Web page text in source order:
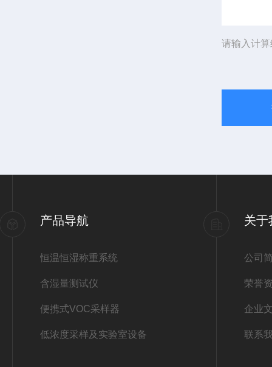
请输入计
产品导航
恒温恒湿称重系统
含湿量测试仪
便携式VOC采样器
低浓度采样及实验室设备
关于
公司
荣誉
企业
联系